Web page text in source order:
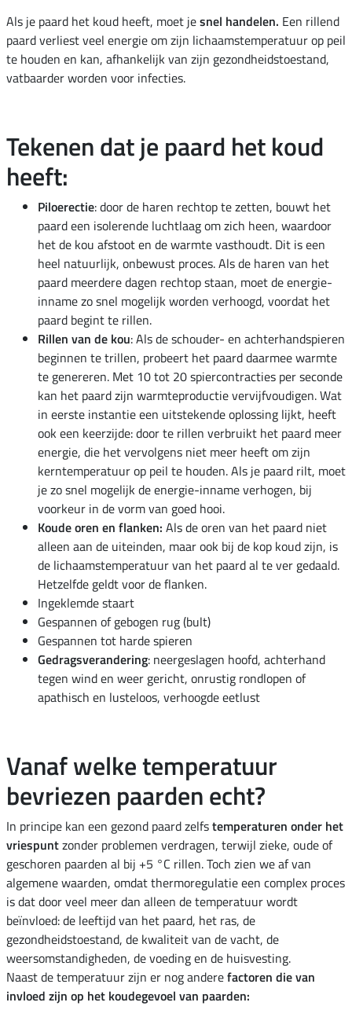
Als je paard het koud heeft, moet jesnel handelen. Een rillend
paard verliest veel energie om zijn lichaamstemperatuur op peil
te houden en kan, afhankelijk van zijn gezondheidstoestand,
vatbaarder worden voor infecties.
Tekenen dat je paard het koud
heeft:
Piloerectie: door de haren rechtop te zetten, bouwt het
paard een isolerende luchtlaag om zich heen, waardoor
het de kou afstoot en de warmte vasthoudt. Dit is een
heel natuurlijk, onbewust proces. Als de haren van het
paard meerdere dagen rechtop staan, moet de energie-
inname zo snel mogelijk worden verhoogd, voordat het
paard begint te rillen.
Rillen van de kou: Als de schouder- en achterhandspieren
beginnen te trillen, probeert het paard daarmee warmte
te genereren. Met 10 tot 20 spiercontracties per seconde
kan het paard zijn warmteproductie vervijfvoudigen. Wat
in eerste instantie een uitstekende oplossing lijkt, heeft
ook een keerzijde: door te rillen verbruikt het paard meer
energie, die het vervolgens niet meer heeft om zijn
kerntemperatuur op peil te houden. Als je paard rilt, moet
je zo snel mogelijk de energie-inname verhogen, bij
voorkeur in de vorm van goed hooi.
Koude oren en flanken: Als de oren van het paard niet
alleen aan de uiteinden, maar ook bij de kop koud zijn, is
de lichaamstemperatuur van het paard al te ver gedaald.
Hetzelfde geldt voor de flanken.
Ingeklemde staart
Gespannen of gebogen rug (bult)
Gespannen tot harde spieren
Gedragsverandering: neergeslagen hoofd, achterhand
tegen wind en weer gericht, onrustig rondlopen of
apathisch en lusteloos, verhoogde eetlust
Vanaf welke temperatuur
bevriezen paarden echt?
In principe kan een gezond paard zelfstemperaturen onder het
vriespuntzonder problemen verdragen, terwijl zieke, oude of
geschoren paarden al bij +5 °C rillen. Toch zien we af van
algemene waarden, omdat thermoregulatie een complex proces
is dat door veel meer dan alleen de temperatuur wordt
beïnvloed: de leeftijd van het paard, het ras, de
gezondheidstoestand, de kwaliteit van de vacht, de
weersomstandigheden, de voeding en de huisvesting.
Naast de temperatuur zijn er nog anderefactoren die van
invloed zijn op het koudegevoel van paarden: